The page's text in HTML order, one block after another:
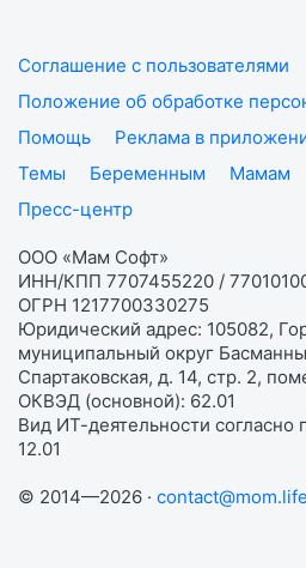
Соглашение с пользователями
Положение об обработке
Помощь
Реклама в
Темы
Беременным Мамам
Пресс-центр
ООО «Мам Софт»
ИНН/КПП 7707455220 /
ОГРН 1217700330275
Юридический адрес: 105082,
муниципальный округ
Спартаковская, д. 14, стр. 2,
ОКВЭД (основной): 62.01
Вид ИТ-деятельности
12.01
© 2014—2026 · contact@mom.life